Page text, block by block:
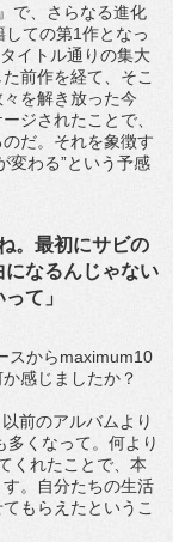
で、さらなる進化
ての第1作となっ
イトル通りの集大
前作を経て、そこ
を解き放った今
ジされたことで、
だ。それを象徴す
変わる”という予感
。最初にサビの
になるんじゃない
て」
スからmaximum10
感じましたか？
前のアルバムより
多くなって。何より
くれたことで、本
。自分たちの生活
もらえたというこ